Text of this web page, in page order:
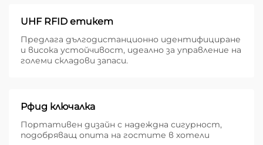
UHF RFID етикет
Предлага дългодистанционно идентифициране
и висока устойчивост, идеално за управление на
големи складови запаси.
Рфид ключалка
Портативен дизайн с надеждна сигурност,
подобряващ опита на гостите в хотели